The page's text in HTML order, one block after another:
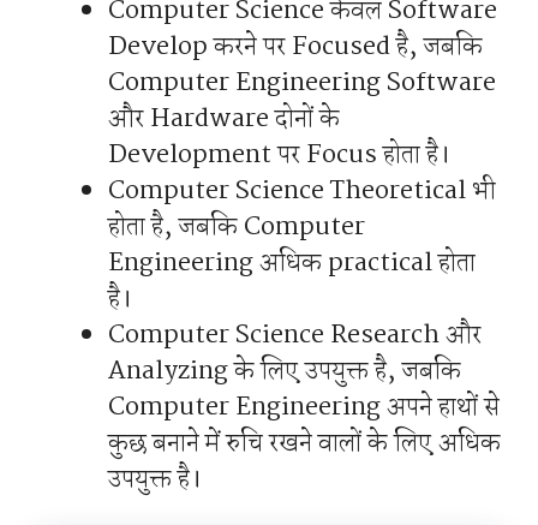
Computer Science केवल Software
Develop करने पर Focused है, जबकि
Computer Engineering Software
और Hardware दोनों के
Development पर Focus होता है।
Computer Science Theoretical भी
होता है, जबकि Computer
Engineering अधिक practical होता
है।
Computer Science Research और
Analyzing के लिए उपयुक्त है, जबकि
Computer Engineering अपने हाथों से
कुछ बनाने में रुचि रखने वालों के लिए अधिक
उपयुक्त है।